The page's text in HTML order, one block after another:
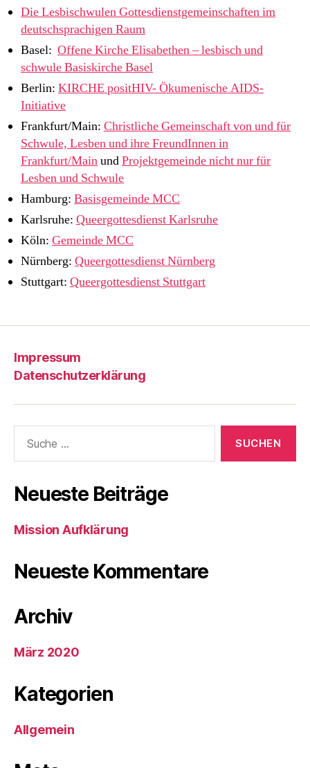
Die Lesbischwulen Gottesdienstgemeinschaften im
deutschsprachigen Raum
Basel: Offene Kirche Elisabethen – lesbisch und
schwule Basiskirche Basel
Berlin: KIRCHE positHIV- Ökumenische AIDS-
Initiative
Frankfurt/Main: Christliche Gemeinschaft von und für
Schwule, Lesben und ihre FreundInnen in
Frankfurt/MainundProjektgemeinde nicht nur für
Lesben und Schwule
Hamburg: Basisgemeinde MCC
Karlsruhe: Queergottesdienst Karlsruhe
Köln: Gemeinde MCC
Nürnberg: Queergottesdienst Nürnberg
Stuttgart: Queergottesdienst Stuttgart
Impressum
Datenschutzerklärung
nach:
Neueste Beiträge
Mission Aufklärung
Neueste Kommentare
Archiv
März 2020
Kategorien
Allgemein